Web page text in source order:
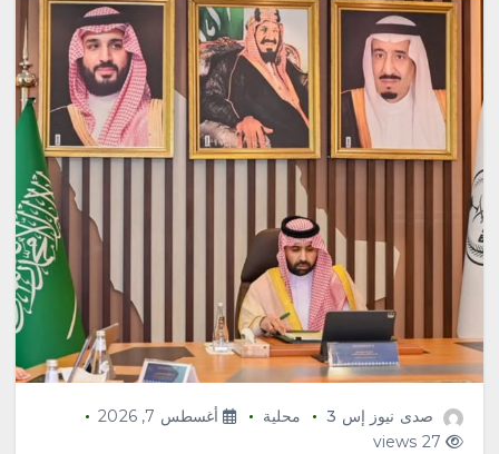
صدى نيوز إس 3 محلية
أغسطس 7, 2026
27 views